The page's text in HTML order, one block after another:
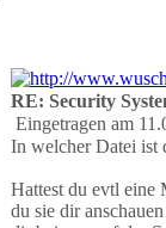
RE: Security
Eingetragen am
In welcher Datei ist
Hattest du evtl eine
du sie dir